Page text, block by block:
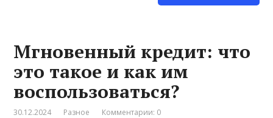
Мгновенный кредит: что
это такое и как им
воспользоваться?
30.12.2024 Разное Комментарии: 0